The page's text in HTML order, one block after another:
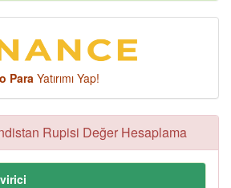
Para Yatırımı Yap!
Rupisi Değer Hesaplama